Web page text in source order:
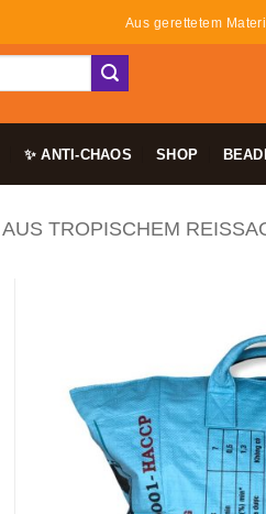
Aus gerettetem
✨ ANTI-CHAOS SHOP
AUS TROPISCHEM